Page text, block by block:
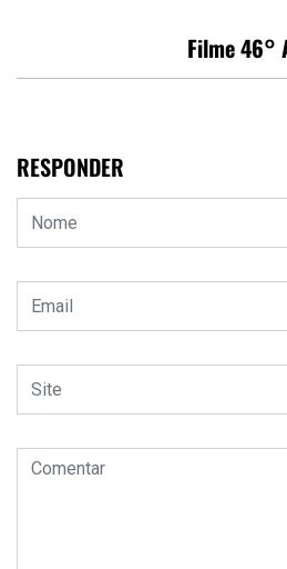
Filme 46°
RESPONDER